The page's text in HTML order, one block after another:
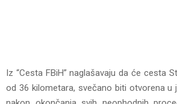
Iz “Cesta FBiH” naglašavaju da će cesta
od 36 kilometara, svečano biti otvorena u